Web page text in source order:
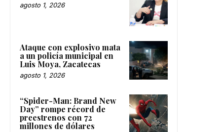
agosto 1, 2026
Ataque con explosivo mata
a un policía municipal en
Luis Moya, Zacatecas
agosto 1, 2026
“Spider-Man: Brand New
Day” rompe récord de
preestrenos con 72
millones de dólares